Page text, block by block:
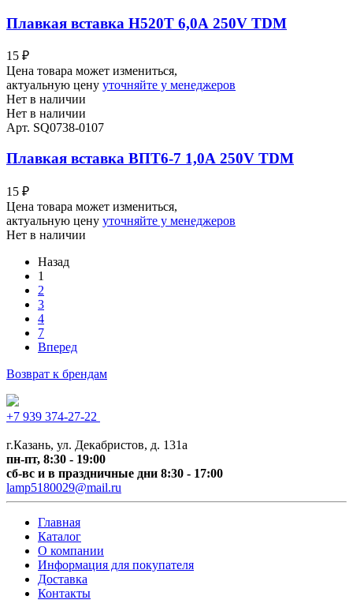
Плавкая вставка Н520Т 6,0А 250V TDM
15 ₽
Цена товара может измениться,
актуальную цену уточняйте у менеджеров
Нет в наличии
Нет в наличии
Арт. SQ0738-0107
Плавкая вставка ВПT6-7 1,0А 250V TDM
15 ₽
Цена товара может измениться,
актуальную цену уточняйте у менеджеров
Нет в наличии
Назад
1
2
3
4
7
Вперед
Возврат к брендам
+7 939 374-27-22
г.Казань, ул. Декабристов, д. 131а
пн-пт, 8:30 - 19:00
сб-вс и в праздничные дни 8:30 - 17:00
lamp5180029@mail.ru
Главная
Каталог
О компании
Информация для покупателя
Доставка
Контакты